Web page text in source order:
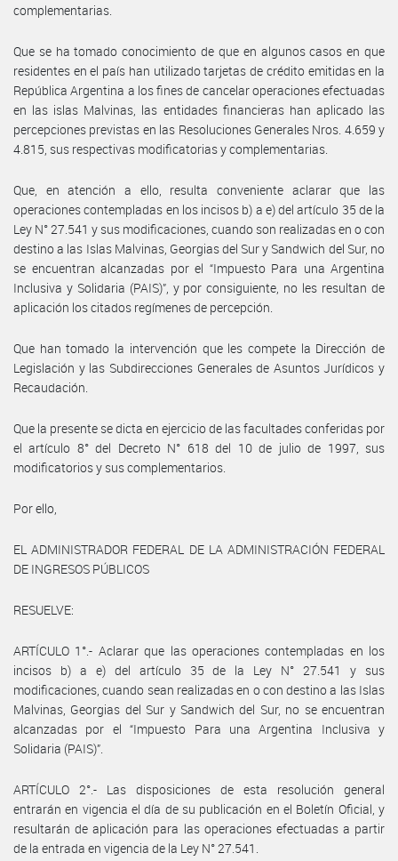
complementarias.
Que se ha tomado conocimiento de que en algunos casos en que
residentes en el país han utilizado tarjetas de crédito emitidas en la
República Argentina a los fines de cancelar operaciones efectuadas
en las islas Malvinas, las entidades financieras han aplicado las
percepciones previstas en las Resoluciones Generales Nros. 4.659 y
4.815, sus respectivas modificatorias y complementarias.
Que, en atención a ello, resulta conveniente aclarar que las
operaciones contempladas en los incisos b) a e) del artículo 35 de la
Ley N° 27.541 y sus modificaciones, cuando son realizadas en o con
destino a las Islas Malvinas, Georgias del Sur y Sandwich del Sur, no
se encuentran alcanzadas por el “Impuesto Para una Argentina
Inclusiva y Solidaria (PAIS)”, y por consiguiente, no les resultan de
aplicación los citados regímenes de percepción.
Que han tomado la intervención que les compete la Dirección de
Legislación y las Subdirecciones Generales de Asuntos Jurídicos y
Recaudación.
Que la presente se dicta en ejercicio de las facultades conferidas por
el artículo 8° del Decreto N° 618 del 10 de julio de 1997, sus
modificatorios y sus complementarios.
Por ello,
EL ADMINISTRADOR FEDERAL DE LA ADMINISTRACIÓN FEDERAL
DE INGRESOS PÚBLICOS
RESUELVE:
ARTÍCULO 1°.- Aclarar que las operaciones contempladas en los
incisos b) a e) del artículo 35 de la Ley N° 27.541 y sus
modificaciones, cuando sean realizadas en o con destino a las Islas
Malvinas, Georgias del Sur y Sandwich del Sur, no se encuentran
alcanzadas por el “Impuesto Para una Argentina Inclusiva y
Solidaria (PAIS)”.
ARTÍCULO 2°.- Las disposiciones de esta resolución general
entrarán en vigencia el día de su publicación en el Boletín Oficial, y
resultarán de aplicación para las operaciones efectuadas a partir
de la entrada en vigencia de la Ley N° 27.541.